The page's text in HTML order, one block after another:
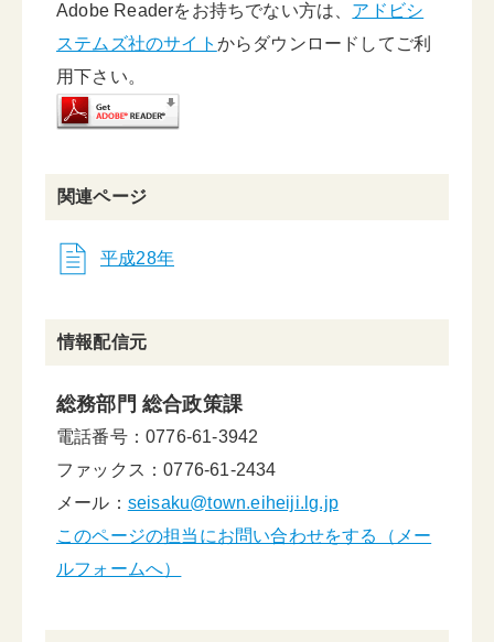
Adobe Readerをお持ちでない方は、 アドビシ
ステムズ社のサイト からダウンロードしてご利
用下さい。
関連ページ
平成28年
情報配信元
総務部門 総合政策課
電話番号：0776-61-3942
ファックス：0776-61-2434
メール： seisaku@town.eiheiji.lg.jp
このページの担当にお問い合わせをする（メー
ルフォームへ）